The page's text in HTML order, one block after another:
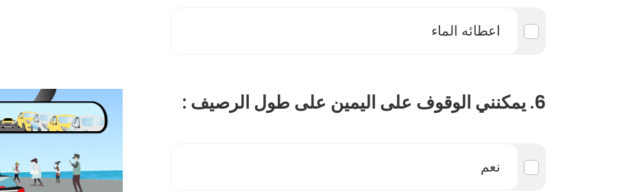
اعطائه الماء
6. يمكنني الوقوف على اليمين على طول الرصيف :
نعم